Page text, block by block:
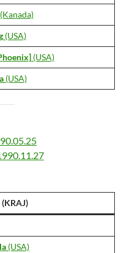
(Kanada)
(USA)
(USA)
(USA)
(USA)